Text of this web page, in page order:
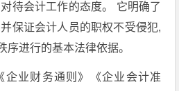
待会计工作的态度。 它明确了
保证会计人员的职权不受侵犯,
序进行的基本法律依据。
企业财务通则》《企业会计准